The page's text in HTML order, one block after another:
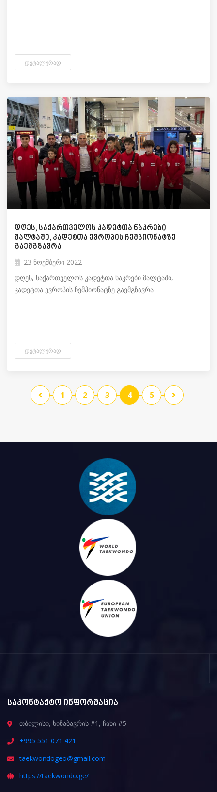
ᲓᲔᲢᲐᲚᲣᲠᲐᲓ
დღეს, საქართველოს კადეტთა ნაკრები
მალტაში, კადეტთა ევროპის ჩემპიონატზე
გაემგზავრა
23 ნოემბერი 2022
დღეს, საქართველოს კადეტთა ნაკრები მალტაში,
კადეტთა ევროპის ჩემპიონატზე გაემგზავრა
ᲓᲔᲢᲐᲚᲣᲠᲐᲓ
1 2 3 4 5
საკონტაქტო ინფორმაცია
თბილისი, ხიზაბავრის #1, ჩიხი #5
+995 551 071 421
taekwondogeo@gmail.com
https://taekwondo.ge/